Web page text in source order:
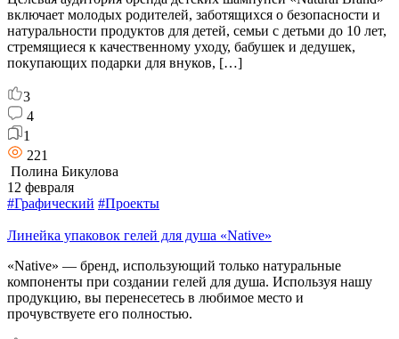
включает молодых родителей, заботящихся о безопасности и
натуральности продуктов для детей, семьи с детьми до 10 лет,
стремящиеся к качественному уходу, бабушек и дедушек,
покупающих подарки для внуков, […]
3
4
1
221
Полина Бикулова
12 февраля
#Графический #Проекты
Линейка упаковок гелей для душа «Native»
«Native» — бренд, использующий только натуральные
компоненты при создании гелей для душа. Используя нашу
продукцию, вы перенесетесь в любимое место и
прочувствуете его полностью.